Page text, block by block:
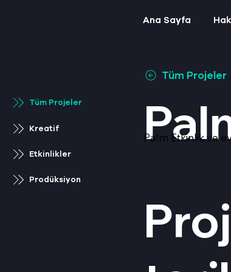
Ana Sayfa
Prodüksiyon
Etkinlikler
Kreatif
Tüm Projeler
Palm Etkinlik ve
Tüm Projeler